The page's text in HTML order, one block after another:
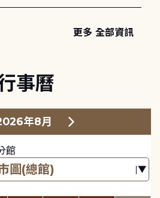
更多 全部資訊
事曆
年8月
館